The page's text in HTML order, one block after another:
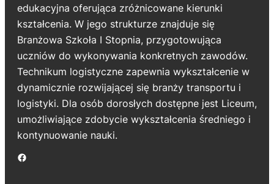
edukacyjna oferująca zróżnicowane kierunki
kształcenia. W jego strukturze znajduje się
Branżowa Szkoła I Stopnia, przygotowująca
uczniów do wykonywania konkretnych zawodów.
Technikum logistyczne zapewnia wykształcenie w
dynamicznie rozwijającej się branży transportu i
logistyki. Dla osób dorosłych dostępne jest Liceum,
umożliwiające zdobycie wykształcenia średniego i
kontynuowanie nauki.